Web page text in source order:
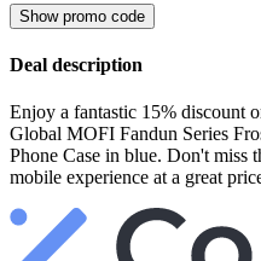
Show promo code
Deal description
Enjoy a fantastic 15% discount
Global MOFI Fandun Series
Phone Case in blue. Don't miss
mobile experience at a great